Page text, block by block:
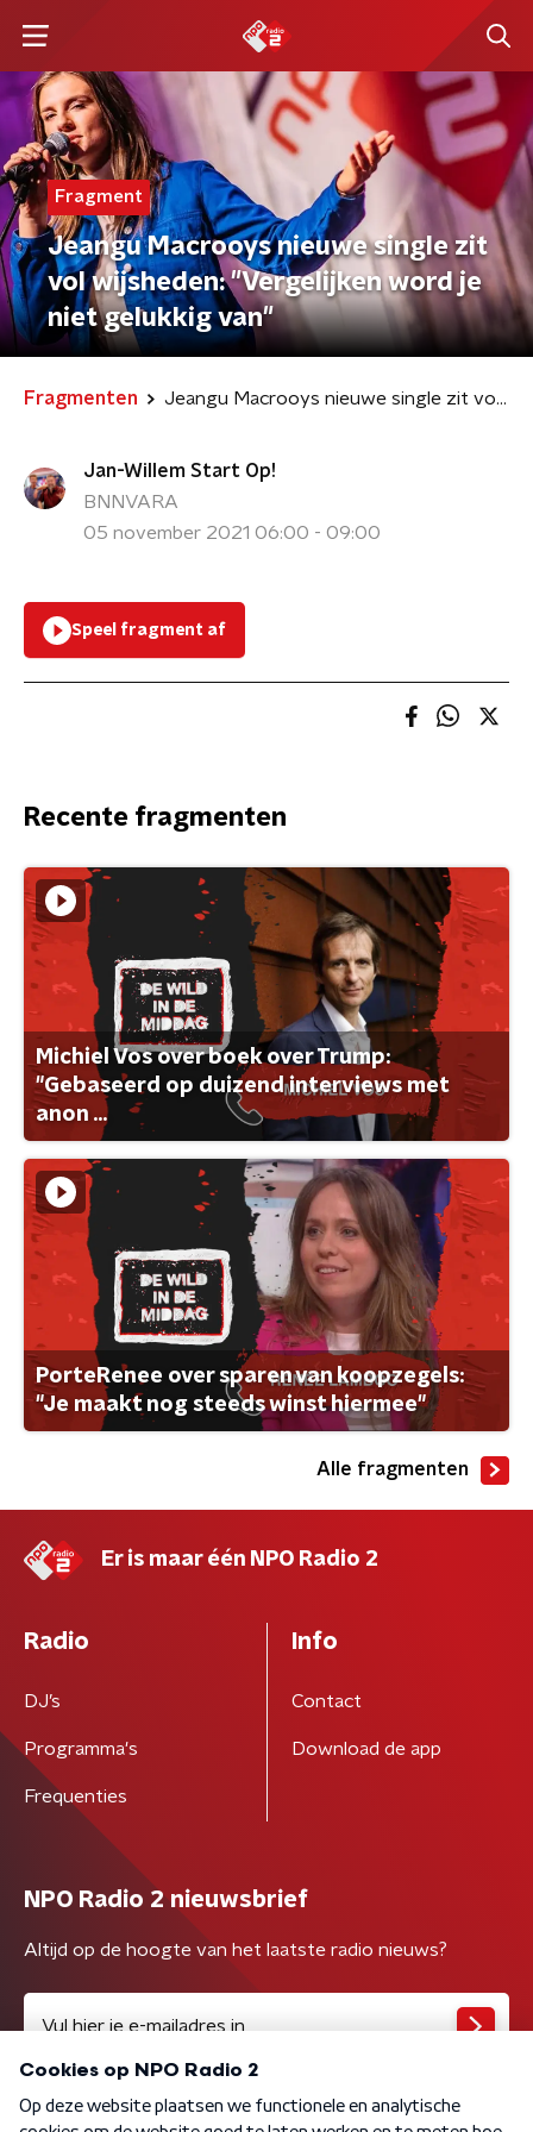
Fragment
Jeangu Macrooys nieuwe single zit
vol wijsheden: "Vergelijken word je
niet gelukkig van"
Fragmenten Jeangu Macrooys nieuwe single zit vol wijsheden: "Vergelijken word je niet gelukkig van"
Jan-Willem Start Op!
BNNVARA
05 november 2021 06:00 - 09:00
Speel fragment af
Recente fragmenten
Michiel Vos over boek over Trump:
"Gebaseerd op duizend interviews met
anon ...
PorteRenee over sparen van koopzegels:
"Je maakt nog steeds winst hiermee"
Alle fragmenten
Er is maar één NPO Radio 2
Radio
DJ’s
Programma's
Frequenties
Info
Contact
Download de app
NPO Radio 2 nieuwsbrief
Altijd op de hoogte van het laatste radio nieuws?